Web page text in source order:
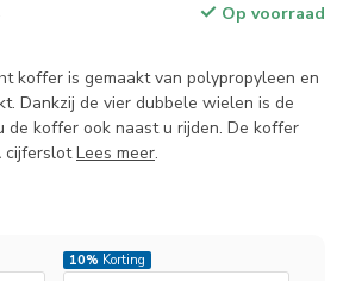
Op voorraad
koffer is gemaakt van polypropyleen en
Dankzij de vier dubbele wielen is de
koffer ook naast u rijden. De koffer
cijferslotLees meer.
10% Korting